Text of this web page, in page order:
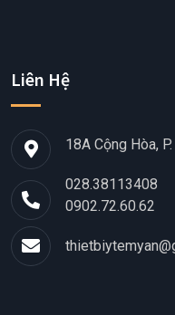
Liên Hệ
18A Cộng Hòa,
028.38113408
0902.72.60.62